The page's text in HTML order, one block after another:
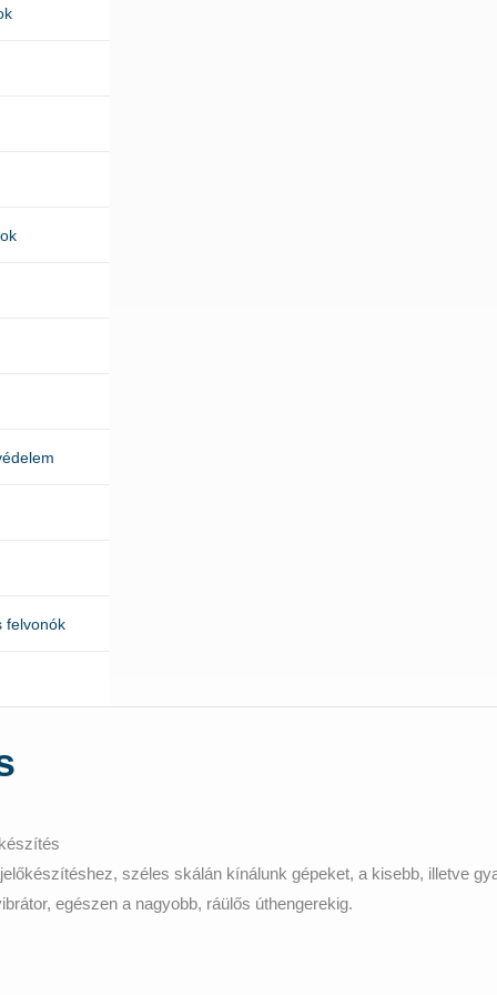
felvonók
széles skálán kínálunk gépeket, a kisebb, illetve
egészen a nagyobb, ráülős úthengerekig.